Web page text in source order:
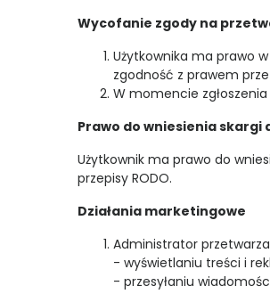
Wycofanie zgody na
Użytkownika ma prawo
zgodność z prawem
W momencie
Prawo do wniesienia
Użytkownik ma prawo do
przepisy RODO.
Działania marketingowe
Administrator
- wyświetlaniu treści i
- przesyłaniu